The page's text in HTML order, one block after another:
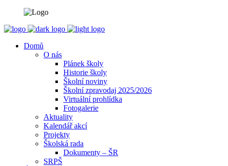
Domů
O nás
Plánek školy
Historie školy
Školní noviny
Školní zpravodaj 2025/2026
Virtuální prohlídka
Fotogalerie
Aktuality
Kalendář akcí
Projekty
Školská rada
Dokumenty – ŠR
SRPŠ